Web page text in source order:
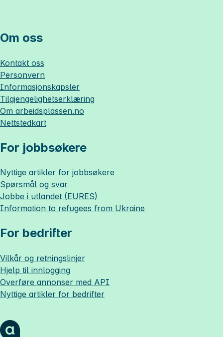
Om oss
Kontakt oss
Personvern
Informasjonskapsler
Tilgjengelighetserklæring
Om arbeidsplassen.no
Nettstedkart
For jobbsøkere
Nyttige artikler for jobbsøkere
Spørsmål og svar
Jobbe i utlandet (EURES)
Information to refugees from Ukraine
For bedrifter
Vilkår og retningslinjer
Hjelp til innlogging
Overføre annonser med API
Nyttige artikler for bedrifter